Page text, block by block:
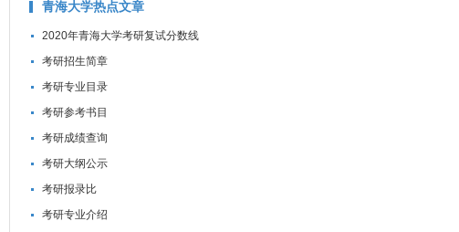
青海大学热点文章
2020年青海大学考研复试分数线
考研招生简章
考研专业目录
考研参考书目
考研成绩查询
考研大纲公示
考研报录比
考研专业介绍